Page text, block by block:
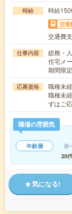
時給 時給
交通
交通費
仕事内容
総務・
住宅メ
期間限
応募資格
職種未
職種未
ずはご
職場の雰囲気
年齢層
20
気になる!